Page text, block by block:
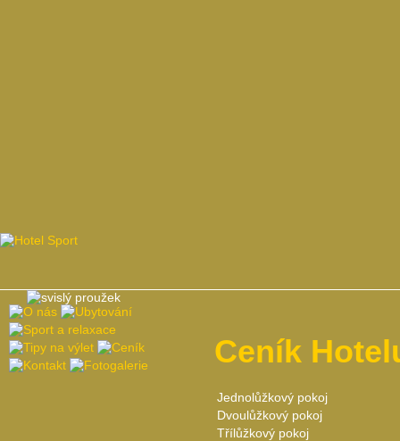
Ceník
Jednolůžkový pokoj
Dvoulůžkový pokoj
Třílůžkový pokoj